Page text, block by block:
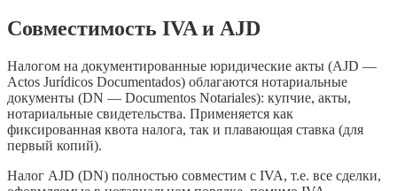
Совместимость IVA и AJD
Налогом на документированные юридические акты (AJD —
Actos Jurídicos Documentados) облагаются нотариальные
документы (DN — Documentos Notariales): купчие, акты,
нотариальные свидетельства. Применяется как
фиксированная квота налога, так и плавающая ставка (для
первый копий).
Налог AJD (DN) полностью совместим с IVA, т.е. все сделки,